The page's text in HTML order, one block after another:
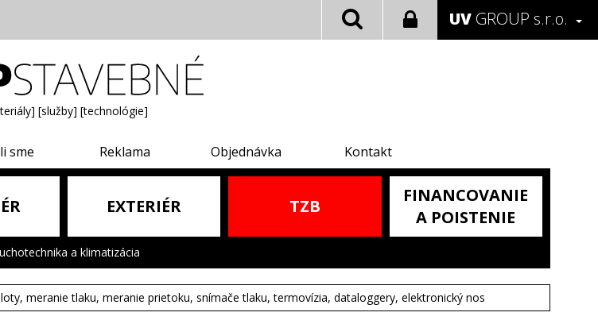
UV GROUP s.r.o.
[služby] [technológie]
sme Reklama Objednávka Kontakt
EXTERIÉR TZB
FINANCOVANIE
A POISTENIE
a klimatizácia
meranie tlaku, meranie prietoku, snímače tlaku, termovízia, dataloggery, elektronický nos